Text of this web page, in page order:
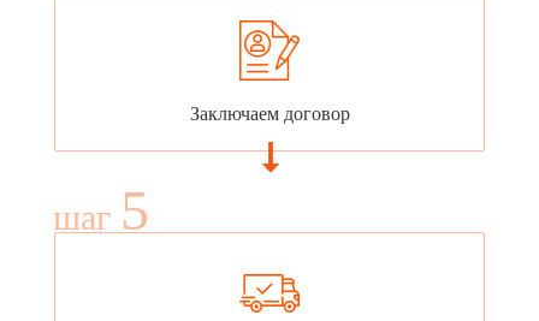
Заключаем договор
шаг 5